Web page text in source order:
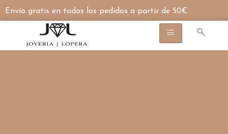
Envío gratis en todos los pedidos a partir de 50€